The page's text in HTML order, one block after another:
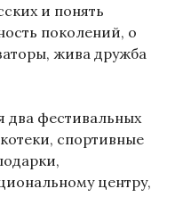
и понять
поколений, о
жива дружба
два фестивальных
спортивные
центру,